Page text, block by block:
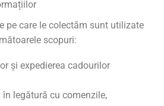
pe care le colectăm sunt utilizate
scopuri:
și expedierea cadourilor
legătură cu comenzile,